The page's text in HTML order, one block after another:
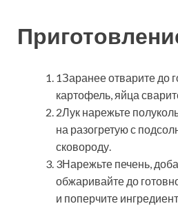
1Заранее отварите до
картофель, яйца
2Лук нарежьте
на разогретую с
сковороду.
3Нарежьте печень,
обжаривайте до
и поперчите